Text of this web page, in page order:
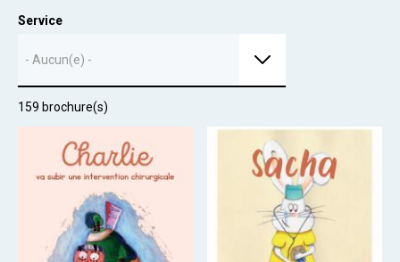
Service
- Aucun(e) -
159 brochure(s)